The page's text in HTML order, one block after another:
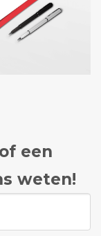
een
weten!